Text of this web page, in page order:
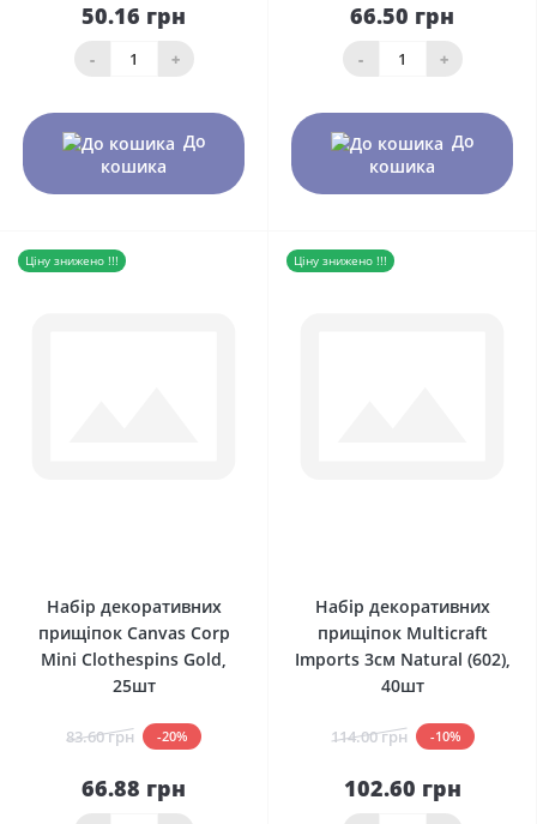
50.16 грн
- +
До
кошика
66.50 грн
- +
До
кошика
Ціну знижено !!!
Набір декоративних
прищіпок Canvas Corp
Mini Clothespins Gold,
25шт
83.60 грн -20%
66.88 грн
Ціну знижено !!!
Набір декоративних
прищіпок Multicraft
Imports 3см Natural (602),
40шт
114.00 грн -10%
102.60 грн